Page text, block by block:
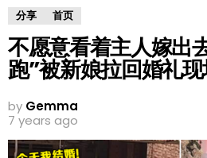
分享
首页
不愿意看着主人嫁出
跑”被新娘拉回婚礼现
by Gemma
7 years ago